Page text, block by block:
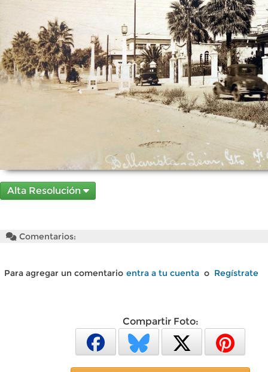
Alta Resolución
Comentarios:
Para agregar un comentario entra a tu cuenta o Regístrate
Compartir Foto: